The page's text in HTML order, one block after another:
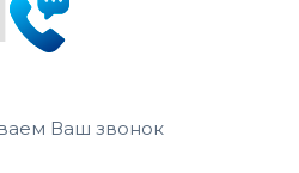
Ваш звонок